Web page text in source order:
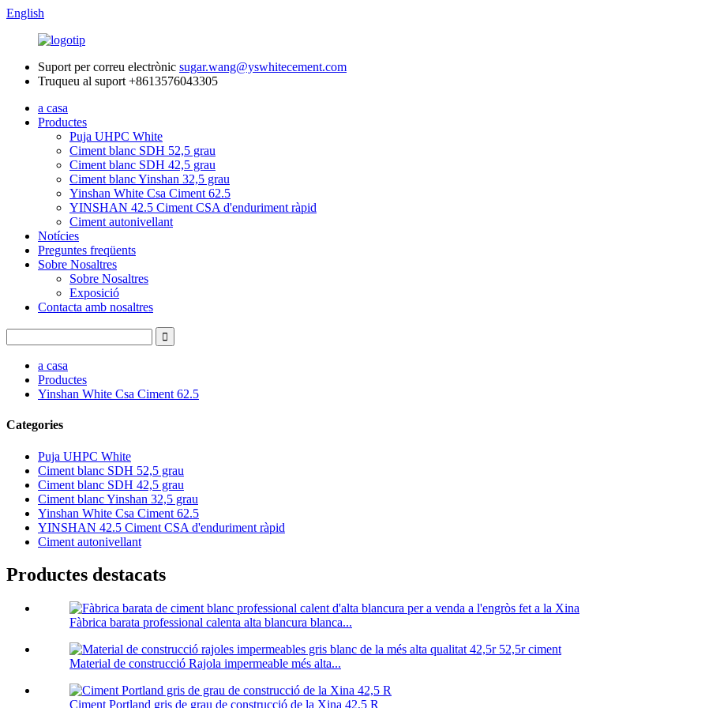
English
Suport per correu electrònic sugar.wang@yswhitecement.com
Truqueu al suport +8613576043305
a casa
Productes
Puja UHPC White
Ciment blanc SDH 52,5 grau
Ciment blanc SDH 42,5 grau
Ciment blanc Yinshan 32,5 grau
Yinshan White Csa Ciment 62.5
YINSHAN 42.5 Ciment CSA d'enduriment ràpid
Ciment autonivellant
Notícies
Preguntes freqüents
Sobre Nosaltres
Sobre Nosaltres
Exposició
Contacta amb nosaltres
a casa
Productes
Yinshan White Csa Ciment 62.5
Categories
Puja UHPC White
Ciment blanc SDH 52,5 grau
Ciment blanc SDH 42,5 grau
Ciment blanc Yinshan 32,5 grau
Yinshan White Csa Ciment 62.5
YINSHAN 42.5 Ciment CSA d'enduriment ràpid
Ciment autonivellant
Productes destacats
Fàbrica barata professional calenta alta blancura blanca...
Material de construcció Rajola impermeable més alta...
Ciment Portland gris de grau de construcció de la Xina 42,5 R